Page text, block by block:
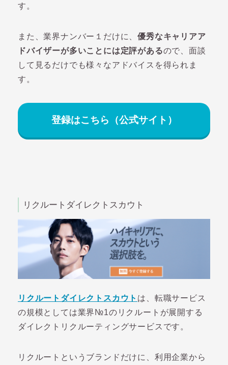
す。
また、業界ナンバー１だけに、優秀なキャリアア
ドバイザーが多いことには定評があるので、面談
して見るだけでも様々なアドバイスを得られま
す。
登録はこちら（公式サイト）
リクルートダイレクトスカウト
リクルートダイレクトスカウト は、転職サービス
の規模としては業界№1のリクルートが展開する
ダイレクトリクルーティングサービスです。
リクルートというブランドだけに、利用企業から